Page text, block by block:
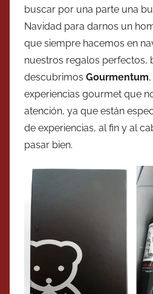
buscar por una parte una
Navidad para darnos un
que siempre hacemos en
nuestros regalos perfectos,
descubrimos Gourmentum
experiencias gourmet que
atención, ya que están
de experiencias, al fin y al
pasar bien.